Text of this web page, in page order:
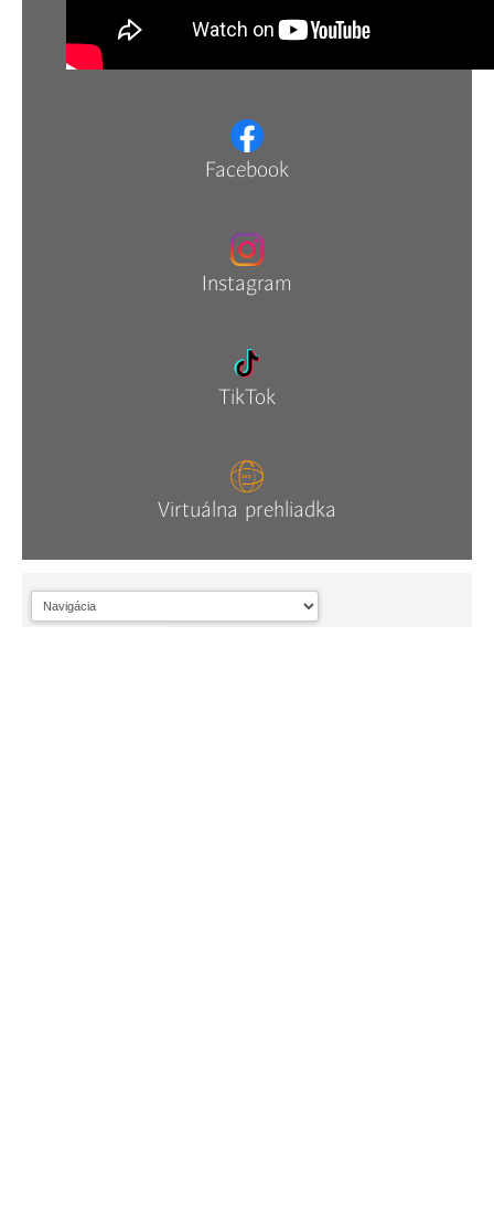
Facebook
Instagram
TikTok
Virtuálna prehliadka